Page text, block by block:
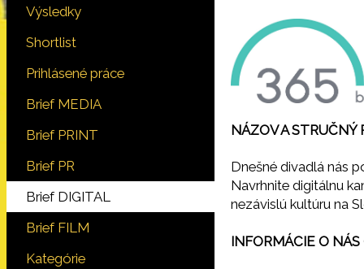
Výsledky
Shortlist
Prihlásené práce
Brief MEDIA
Brief PRINT
Brief PR
Brief DIGITAL
Brief FILM
Kategórie
NÁZOV A STRUČNÝ
Dnešné divadlá nás
Navrhnite digitálnu
nezávislú kultúru na
INFORMÁCIE O